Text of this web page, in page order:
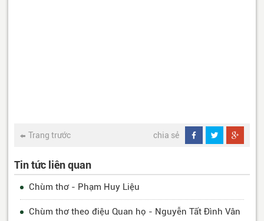
Trang trước chia sẻ
Tin tức liên quan
Chùm thơ - Phạm Huy Liệu
Chùm thơ theo điệu Quan họ - Nguyễn Tất Đình Vân